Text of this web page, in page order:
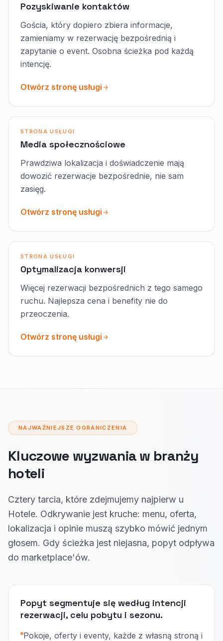
Pozyskiwanie kontaktów
Gościa, który dopiero zbiera informacje,
zamieniamy w rezerwację bezpośrednią i
zapytanie o event. Osobna ścieżka pod każdą
intencję.
Otwórz stronę usługi
STRONA USŁUGI
Media społecznościowe
Prawdziwa lokalizacja i doświadczenie mają
dowozić rezerwacje bezpośrednie, nie sam
zasięg.
Otwórz stronę usługi
STRONA USŁUGI
Optymalizacja konwersji
Więcej rezerwacji bezpośrednich z tego samego
ruchu. Najlepsza cena i benefity nie do
przeoczenia.
Otwórz stronę usługi
NAJWAŻNIEJSZE OGRANICZENIA
Kluczowe wyzwania w branży
hoteli
Cztery tarcia, które zdejmujemy najpierw u
Hotele. Odkrywanie jest kruche: menu, oferta,
lokalizacja i opinie muszą szybko mówić jednym
głosem. Gdy ścieżka jest niejasna, popyt odpływa
do marketplace'ów.
Popyt segmentuje się według intencji
rezerwacji, celu pobytu i sezonu.
Pokoje, oferty i eventy, każde z własną stroną i